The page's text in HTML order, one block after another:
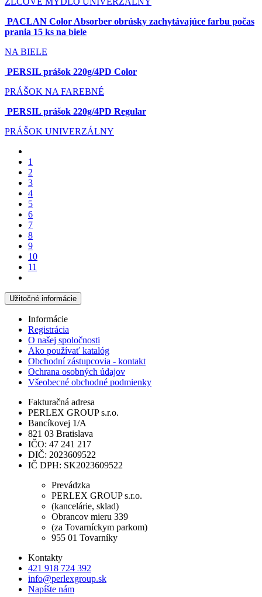
PACLAN Color Absorber obrúsky zachytávajúce farbu počas
prania 15 ks na biele
NA BIELE
PERSIL prášok 220g/4PD Color
PRÁŠOK NA FAREBNÉ
PERSIL prášok 220g/4PD Regular
PRÁŠOK UNIVERZÁLNY
1
2
3
4
5
6
7
8
9
10
11
Užitočné informácie
Informácie
Registrácia
O našej spoločnosti
Ako používať katalóg
Obchodní zástupcovia - kontakt
Ochrana osobných údajov
Všeobecné obchodné podmienky
Fakturačná adresa
PERLEX GROUP s.r.o.
Bancíkovej 1/A
821 03 Bratislava
IČO: 47 241 217
DIČ: 2023609522
IČ DPH: SK2023609522
Prevádzka
PERLEX GROUP s.r.o.
(kancelárie, sklad)
Obrancov mieru 339
(za Tovarníckym parkom)
955 01 Tovarníky
Kontakty
421 918 724 392
info@perlexgroup.sk
Napíšte nám